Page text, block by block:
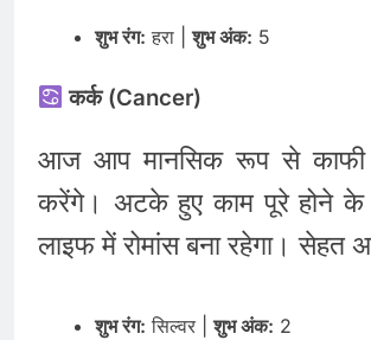
शुभ रंग: हरा |शुभ अंक: 5
कर्क (Cancer)
आज आप मानसिक रूप से काफी
करेंगे। अटके हुए काम पूरे होने के
लाइफ में रोमांस बना रहेगा। सेहत
शुभ रंग: सिल्वर |शुभ अंक: 2